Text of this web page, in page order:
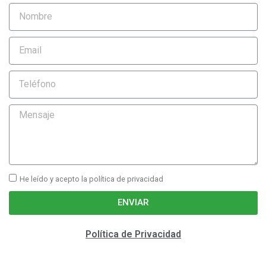
He leído y acepto la política de privacidad
ENVIAR
Política de Privacidad